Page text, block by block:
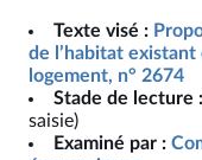
Texte visé :
de l’habitat existant
logement, n° 2674
Stade de lecture :
saisie)
Examiné par :